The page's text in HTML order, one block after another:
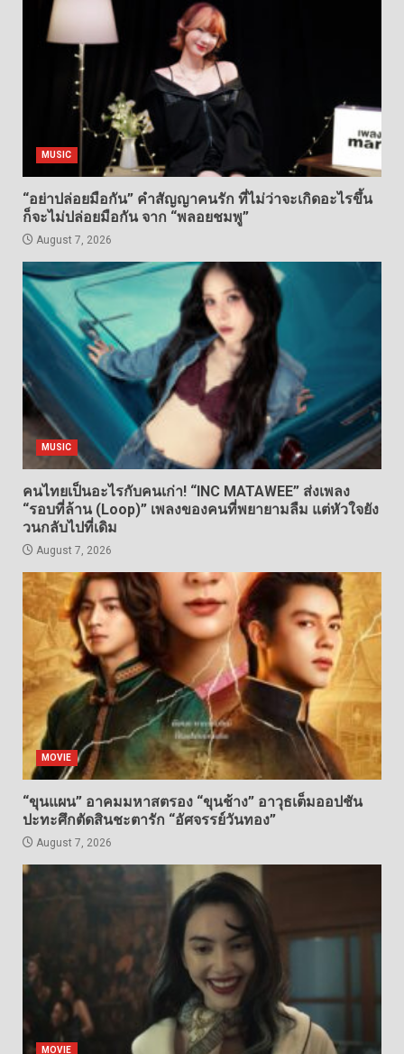
MUSIC
“อย่าปล่อยมือกัน” คำสัญญาคนรัก ที่ไม่ว่าจะเกิดอะไรขึ้น
ก็จะไม่ปล่อยมือกัน จาก “พลอยชมพู”
August 7, 2026
MUSIC
คนไทยเป็นอะไรกับคนเก่า! “INC MATAWEE” ส่งเพลง
“รอบที่ล้าน (Loop)” เพลงของคนที่พยายามลืม แต่หัวใจยัง
วนกลับไปที่เดิม
August 7, 2026
MOVIE
“ขุนแผน” อาคมมหาสตรอง “ขุนช้าง” อาวุธเต็มออปชัน
ปะทะศึกตัดสินชะตารัก “อัศจรรย์วันทอง”
August 7, 2026
MOVIE